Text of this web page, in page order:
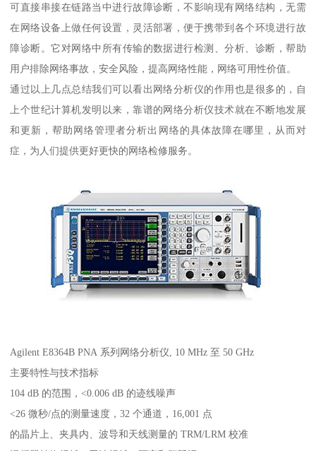
可直接串接在链路当中进行故障诊断，不影响现有网络结构，无需
在网络设备上做任何设置，灵活部署，便于携带到各个环境进行故
障诊断。它对网络中所有传输的数据进行检测、分析、诊断，帮助
用户排除网络事故，安全风险，提高网络性能，网络可用性价值。
通过以上几点总结我们可以看出网络分析仪的作用也是很多的，自
上个世纪计算机发明以来，靠谱的网络分析仪技术就在不断地发展
和更新，帮助网络管理者分析出网络的具体故障在哪里，从而对
症，为人们提供更好更快的网络检修服务。
Agilent E8364B PNA 系列网络分析仪, 10 MHz 至 50 GHz
主要特性与技术指标
104 dB 的范围，<0.006 dB 的迹线噪声
<26 微秒/点的测量速度，32 个通道，16,001 点
的晶片上、夹具内、波导和天线测量的 TRM/LRM 校准